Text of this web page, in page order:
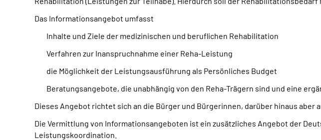
Das Informationsangebot umfasst
Inhalte und Ziele der medizinischen und beruflichen Rehabilitation
Verfahren zur Inanspruchnahme einer Reha-Leistung
die Möglichkeit der Leistungsausführung als Persönliches Budget
Beratungsangebote, die unabhängig von den Reha-Trägern sind und eine
Dieses Angebot richtet sich an die Bürger und Bürgerinnen, darüber hinaus aber
Die Vermittlung von Informationsangeboten ist ein zusätzliches Angebot der
Leistungskoordination.